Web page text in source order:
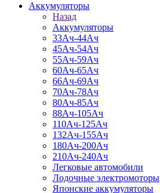
Аккумуляторы
Назад
Аккумуляторы
33Ач-44Ач
45Ач-54Ач
55Ач-59Ач
60Ач-65Ач
66Ач-69Ач
70Ач-78Ач
80Ач-85Ач
88Ач-105Ач
110Ач-125Ач
132Ач-155Ач
180Ач-200Ач
210Ач-240Ач
Легковые автомобили
Лодочные электромоторы
Японские аккумуляторы